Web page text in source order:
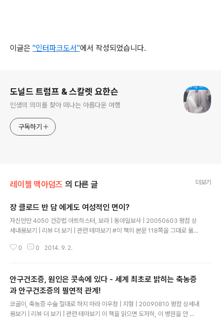
이글은 "인터파크도서"에서 작성되었습니다.
도널드 트럼프 & 스칼렛 요한슨
인생의 의미를 찾아 떠나는 아름다운 여행
구독하기
레이첼 맥아덤즈 의 다른 글 더보기
장 클로드 반 담 에게도 여성적인 면이?
자신만만 4050 건강법 아트히스터, 보라 | 동아일보사 | 20050603 평점 상
세내용보기 | 리뷰 더 보기 | 관련 테마보기 #이 책의 본문 118쪽을 그대로 옮겨
======================================테스토스테론이
라지 마시라. 테스토스테론이 에스트로겐(여성 호르몬)으로도 변환되니까 말이
다. ......(중략)...... 어느 남자든 일정량의 에스트로겐을 핏속에 갖고 있다는 것이
다. 장 클로드 반담, 사담 후세인, 세계 프로레슬링연맹 스..
0 0 2014. 9. 2.
안구건조증, 원인은 콧속에 있다 - 세계 최초로 밝히는 축농증
과 안구건조증의 필연적 관계!
코골이, 축농증 수술 절대로 하지 마라 이우정 | 지형 | 20090810 평점 상세내
용보기 | 리뷰 더 보기 | 관련 테마보기 이 책을 읽으면 도저히, 이 병원을 안 찾